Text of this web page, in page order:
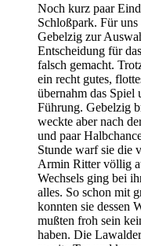
Noch kurz paar
Schloßpark. Für
Gebelzig zur
Entscheidung für
falsch gemacht.
ein recht gutes,
übernahm das Spiel
Führung. Gebelzig
weckte aber nach
und paar
Stunde warf sie die
Armin Ritter völlig
Wechsels ging bei
alles. So schon mit
konnten sie dessen
mußten froh sein
haben. Die